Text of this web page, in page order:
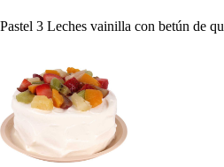
Pastel 3 Leches vainilla con betún de